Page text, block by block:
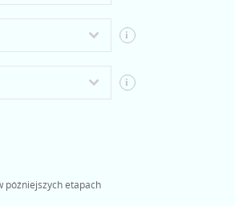
i
i
późniejszych etapach